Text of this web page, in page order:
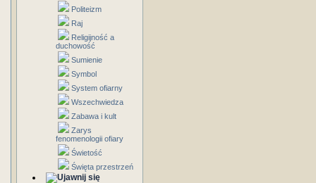
Politeizm
Raj
Religijność a
duchowość
Sumienie
Symbol
System ofiarny
Wszechwiedza
Zabawa i kult
Zarys
fenomenologii ofiary
Świetość
Święta przestrzeń